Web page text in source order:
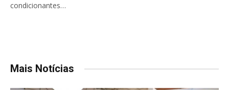
condicionantes…
Mais Notícias